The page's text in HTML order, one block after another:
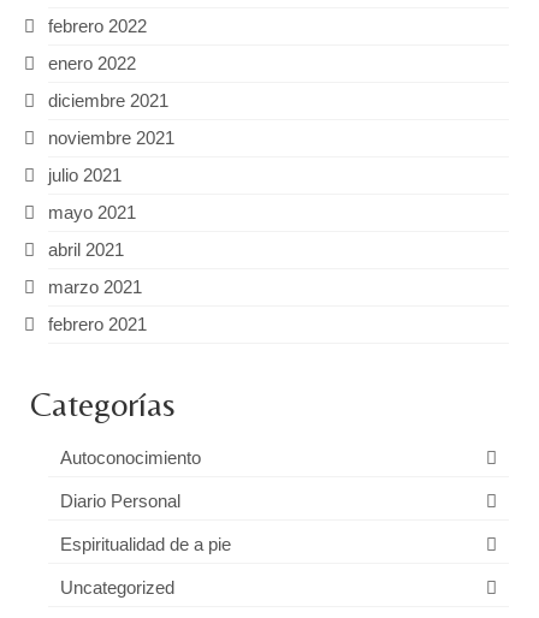
febrero 2022
enero 2022
diciembre 2021
noviembre 2021
julio 2021
mayo 2021
abril 2021
marzo 2021
febrero 2021
Categorías
Autoconocimiento
Diario Personal
Espiritualidad de a pie
Uncategorized